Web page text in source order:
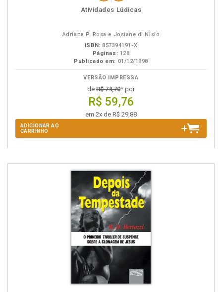
Disponível
páginas
Atividades Lúdicas
Adriana P. Rosa e Josiane di Nisio
ISBN: 857394191-X
Páginas: 128
Publicado em: 01/12/1998
VERSÃO IMPRESSA
de R$ 74,70* por
R$ 59,76
em 2x de R$ 29,88
ADICIONAR AO
CARRINHO